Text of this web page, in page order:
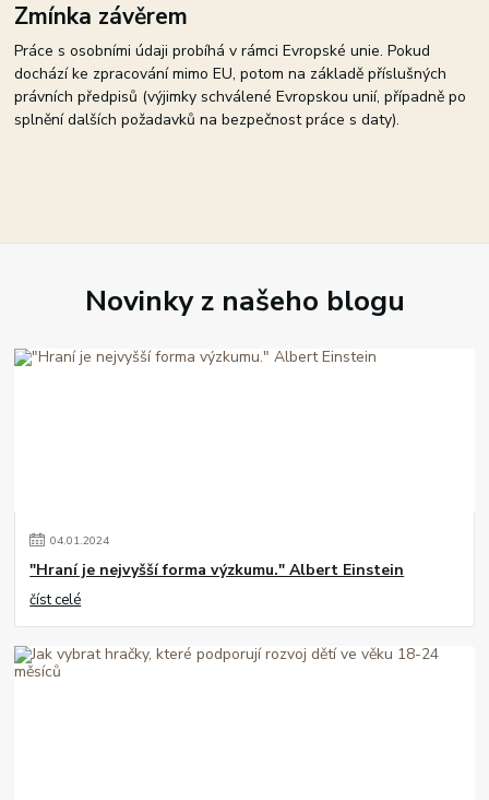
Zmínka závěrem
Práce s osobními údaji probíhá v rámci Evropské unie. Pokud
dochází ke zpracování mimo EU, potom na základě příslušných
právních předpisů (výjimky schválené Evropskou unií, případně po
splnění dalších požadavků na bezpečnost práce s daty).
Novinky z našeho blogu
04.01.2024
"Hraní je nejvyšší forma výzkumu." Albert Einstein
číst celé